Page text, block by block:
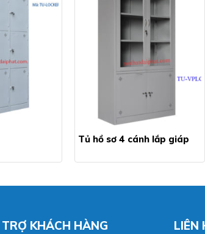
Tủ hồ sơ 4 cánh lắp giáp
KHÁCH HÀNG LIÊN